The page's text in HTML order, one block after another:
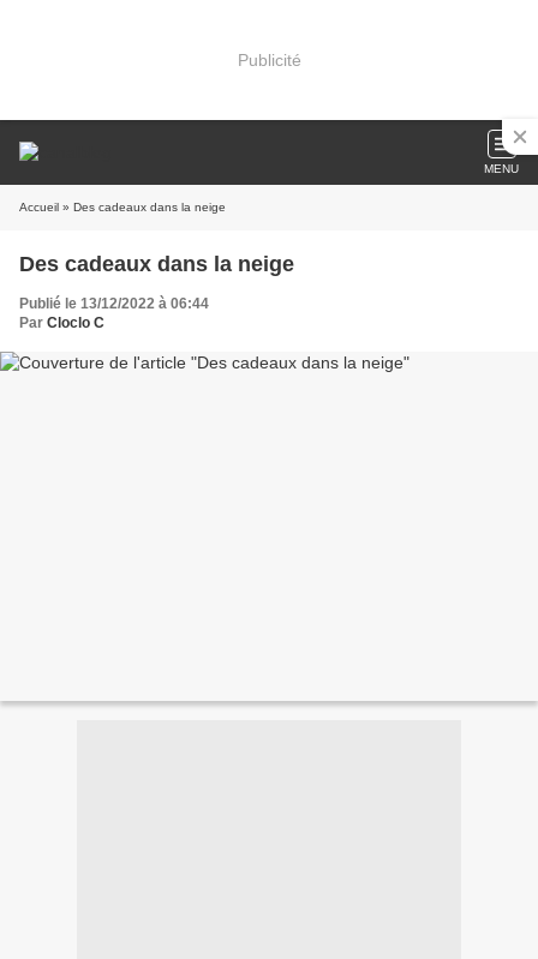
Publicité
MENU
Accueil » Des cadeaux dans la neige
Des cadeaux dans la neige
Publié le 13/12/2022 à 06:44
Par Cloclo C